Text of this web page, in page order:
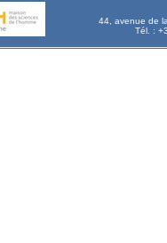
44, avenue de
Tél. :